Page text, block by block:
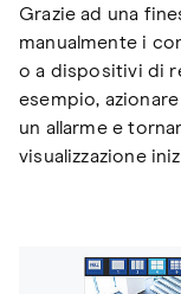
Grazie ad una
manualmente i
o a dispositivi di
esempio,
un allarme e
visualizzazione